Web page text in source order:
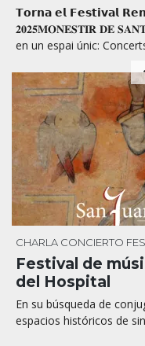
𝗧𝗼𝗿𝗻𝗮 𝗲𝗹 𝗙𝗲𝘀𝘁𝗶𝘃𝗮𝗹
𝟐𝟎𝟐𝟓𝐌𝐎𝐍𝐄𝐒𝐓𝐈𝐑 𝐃𝐄
en un espai únic:
CHARLA CONCIERTO
Festival de
del Hospital
En su búsqueda de
espacios históricos de